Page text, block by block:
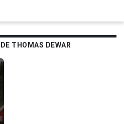
THOMAS DEWAR